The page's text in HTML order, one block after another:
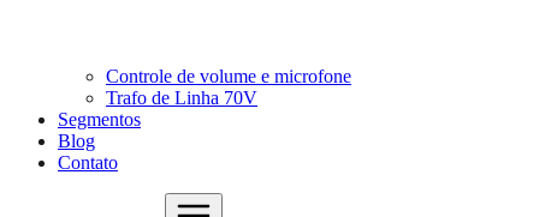
Controle de volume e microfone
Trafo de Linha 70V
Segmentos
Blog
Contato